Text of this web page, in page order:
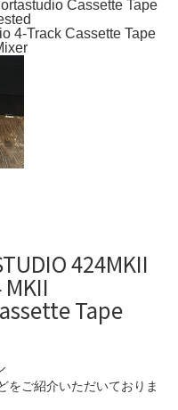
424MKII
Tape
をご紹介いただいておりま